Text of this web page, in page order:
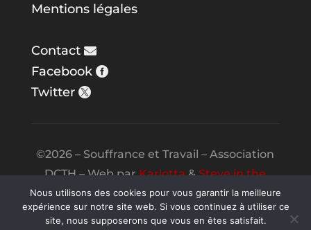
Mentions légales
Contact
Facebook
Twitter
©2026 – Souffrance et Travail – Association
DCTH – Web parKarlotta&Steve in the
Night
Nous utilisons des cookies pour vous garantir la meilleure
expérience sur notre site web. Si vous continuez à utiliser ce
site, nous supposerons que vous en êtes satisfait.